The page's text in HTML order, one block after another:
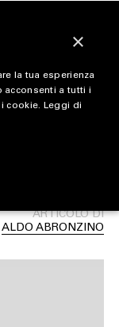
e
ARTICOLO DI
ALDO ABRONZINO
×
la tua esperienza
acconsenti a tutti i
cookie. Leggi di